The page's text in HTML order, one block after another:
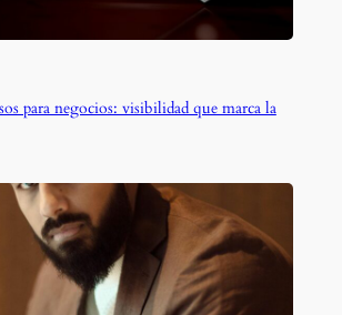
para negocios: visibilidad que marca la